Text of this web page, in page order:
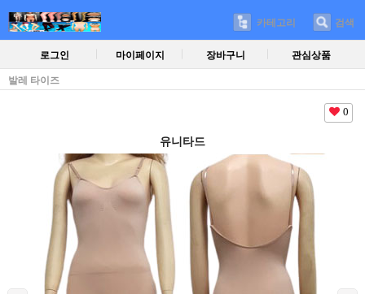
카테고리 검색
로그인 마이페이지 장바구니 관심상품
발레 타이즈
0
유니타드